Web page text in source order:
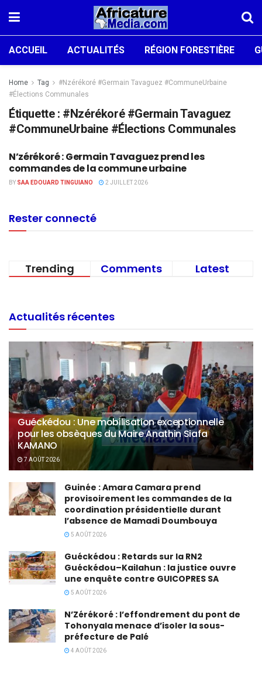
ACCUEIL ACTUALITÉS RÉGION FORESTIÈRE
Home Tag
#Nzérékoré #Germain Tavaguez #CommuneUrbaine
#Élections Communales
Étiquette : #Nzérékoré #Germain Tavaguez
#CommuneUrbaine #Élections Communales
À LA UNE
N’zérékoré : Germain Tavaguez prend les
commandes de la commune urbaine
BY SAA EDOUARD TINGUIANO 2 JUILLET 2026
Rester connecté
Trending Comments Latest
Actualités récentes
Guéckédou : Une mobilisation exceptionnelle
pour les obsèques du Maire Anathin Siafa
KAMANO
7 AOÛT 2026
Guinée : Amara Camara prend
provisoirement les commandes de la
coordination présidentielle durant
l’absence de Mamadi Doumbouya
5 AOÛT 2026
Guéckédou : Retards sur la RN2
Guéckédou–Kailahun : la justice ouvre
une enquête contre GUICOPRES SA
5 AOÛT 2026
N’Zérékoré : l’effondrement du pont de
Tohonyala menace d’isoler la sous-
préfecture de Palé
4 AOÛT 2026